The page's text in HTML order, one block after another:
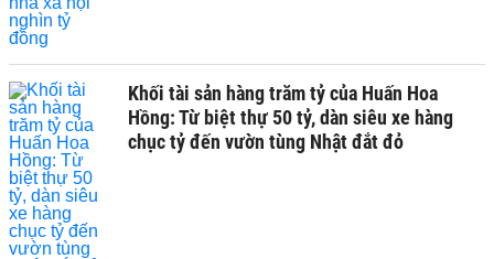
Khối tài sản hàng trăm tỷ của Huấn Hoa
Hồng: Từ biệt thự 50 tỷ, dàn siêu xe hàng
chục tỷ đến vườn tùng Nhật đắt đỏ